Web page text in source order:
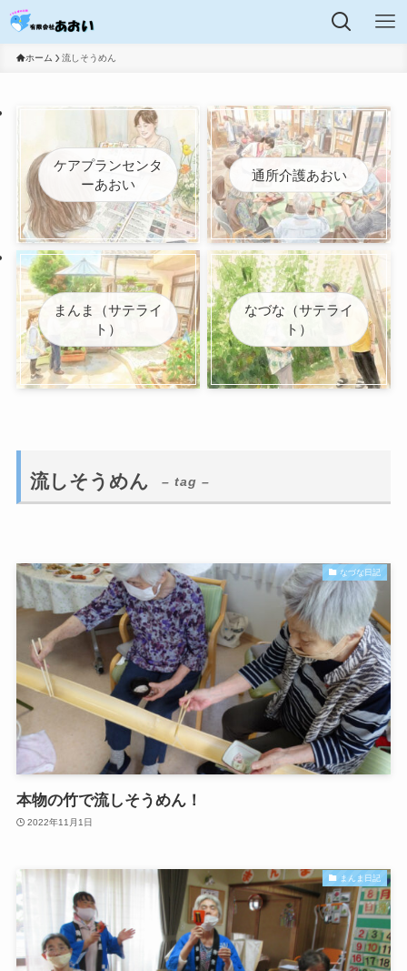
ホーム 流しそうめん
ケアプランセンタ
ーあおい
通所介護あおい
まんま（サテライ
ト）
なづな（サテライ
ト）
流しそうめん – tag –
なづな日記
本物の竹で流しそうめん！
2022年11月1日
まんま日記